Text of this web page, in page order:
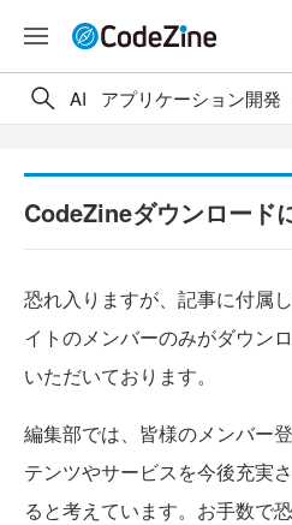
AI アプリケーション開発
CodeZineダウンロード
恐れ入りますが、記事に付属
イトのメンバーのみがダウン
いただいております。
編集部では、皆様のメンバー
テンツやサービスを今後充実
ると考えています。お手数で